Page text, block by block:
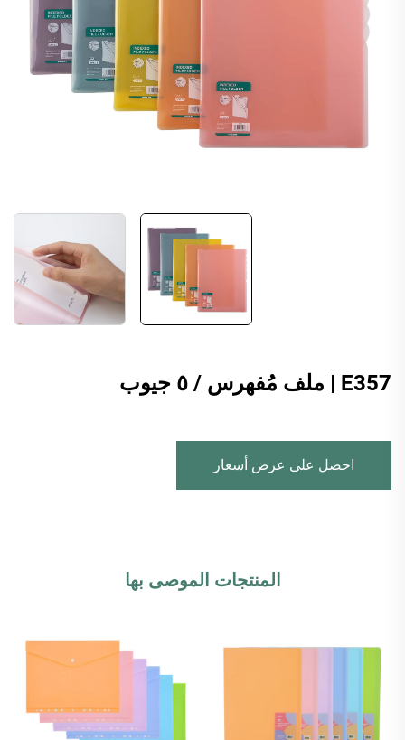
E357 | ملف مُفهرس / ٥ جيوب
احصل على عرض أسعار
المنتجات الموصى بها